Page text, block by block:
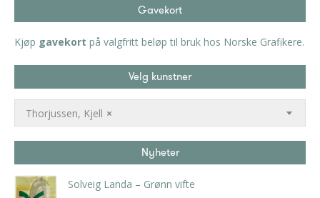
Gavekort
Kjøp gavekort på valgfritt beløp til bruk hos Norske Grafikere.
Velg kunstner
×
Thorjussen, Kjell
Nyheter
Solveig Landa – Grønn vifte